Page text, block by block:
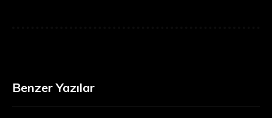
Benzer Yazılar